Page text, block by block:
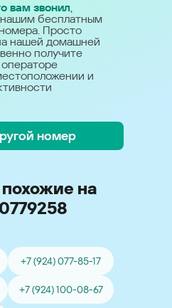
вам звонил,
нашим бесплатным
Просто
нашей домашней
получите
и
номер
на
+7 (924) 077-85-17
+7 (924) 100-08-67